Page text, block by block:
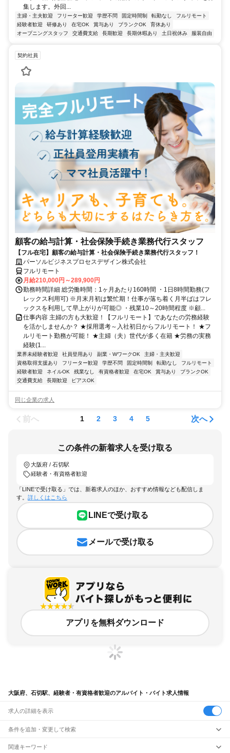
集します。外回...
主婦・主夫歓迎 フリーター歓迎 学歴不問 固定時間制 転勤なし
フルリモート
経験者歓迎
研修あり 在宅OK 賞与あり ブランクOK
育休あり
オープニングスタッフ
交通費支給 長期歓迎 長期休暇あり 土日祝休み 服装自由
契約社員
顧客の給与計算・社会保険手続き業務代行スタッフ
【フル在宅】顧客の給与計算・社会保険手続き業務代行スタッフ！
パーソルビジネスプロセスデザイン株式会社
フルリモート
月給210,000円～289,900円
勤務時間詳細 総労働時間：1ヶ月あたり160時間 ・1日8時間勤務(フ
レックス利用可) ※月末月初は繁忙期！仕事が落ち着く月半ばはフレ
ックスを利用して早上がりが可能◎ ・残業10～20時間程度 ※顧...
仕事内容 主婦の方も大歓迎！【フルリモート】であなたの労務経験
を活かしませんか？ ★採用選考～入社初日からフルリモート！ ★フ
ルリモート勤務が可能！ ★主婦（夫）世代が多く在籍 ★労務の実務
経験(1...
業界未経験者歓迎 社員登用あり 副業・WワークOK
主婦・主夫歓迎
資格取得支援あり
フリーター歓迎 学歴不問 固定時間制 転勤なし
フルリモート
経験者歓迎
ネイルOK 残業なし 有資格者歓迎 在宅OK 賞与あり
ブランクOK
交通費支給
長期歓迎 ピアスOK
同じ企業の求人
前へ 1 2 3 4 5 次へ
この条件の新着求人を受け取る
大阪府 / 石切駅
経験者・有資格者歓迎
「LINEで受け取る」では、新着求人のほか、おすすめ情報なども配信しま
す。 詳しくはこちら
LINEで受け取る
メールで受け取る
アプリを無料ダウンロード
大阪府、石切駅、経験者・有資格者歓迎のアルバイト・バイト求人情報
求人の詳細を表示
条件を追加・変更して検索
市区町村を追加・変更
関連キーワード